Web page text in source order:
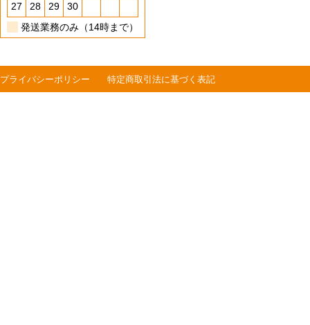
27
28 29
30
発送業務のみ（14時まで）
プライバシーポリシー 特定商取引法に基づく表記